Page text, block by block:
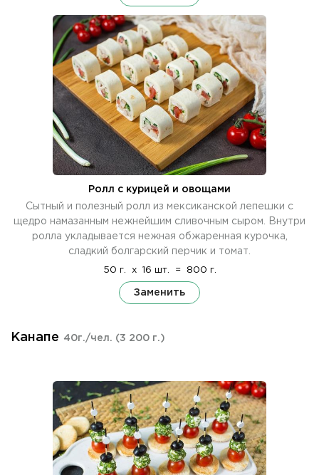
Ролл с курицей и овощами
Сытный и полезный ролл из мексиканской лепешки с
щедро намазанным нежнейшим сливочным сыром. Внутри
ролла укладывается нежная обжаренная курочка,
сладкий болгарский перчик и томат.
50 г. x 16 шт. = 800 г.
Заменить
Канапе 40г./чел. (3 200 г.)